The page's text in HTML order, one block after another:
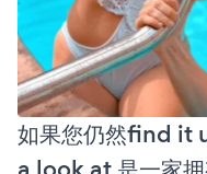
如果您仍然find it